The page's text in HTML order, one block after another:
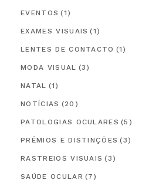
EVENTOS (1)
EXAMES VISUAIS (1)
LENTES DE CONTACTO (1)
MODA VISUAL (3)
NATAL (1)
NOTÍCIAS (20)
PATOLOGIAS OCULARES (5)
PRÉMIOS E DISTINÇÕES (3)
RASTREIOS VISUAIS (3)
SAÚDE OCULAR (7)